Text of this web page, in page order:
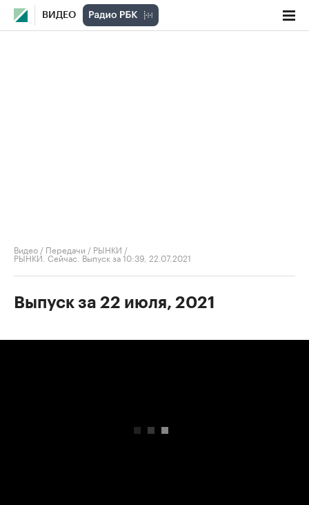
ВИДЕО
Видео / Передачи / РЫНКИ /
РЫНКИ. Сейчас. Выпуск за 10:39, 22.07.2021
Выпуск за 22 июля, 2021